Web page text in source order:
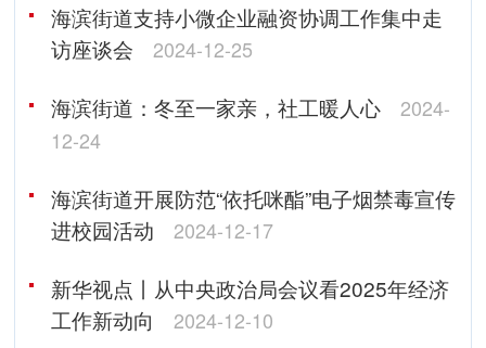
海滨街道支持小微企业融资协调工作集中走
访座谈会
2024-12-25
海滨街道：冬至一家亲，社工暖人心
2024-
12-24
海滨街道开展防范“依托咪酯”电子烟禁毒宣传
进校园活动
2024-12-17
新华视点丨从中央政治局会议看2025年经济
工作新动向
2024-12-10